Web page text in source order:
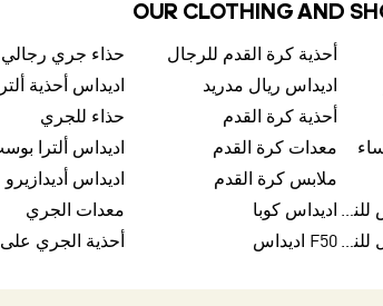
OUR CLOTHING AND
أحذية كرة القدم للرجال حذاء جري رجالي
اديداس ريال مدريد
أحذية كرة القدم حذاء للجري
معدات كرة القدم اديداس ألترا
ملابس كرة القدم
اديداس أورجينالز ملابس للنساء اديداس كوبا معدات الجري
اديداس أورجينالز صنادل للنساء F50 اديداس